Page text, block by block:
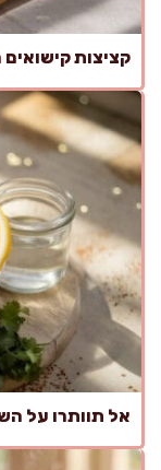
קציצות קישואים ממכרות ב-25
אל תוותרו על